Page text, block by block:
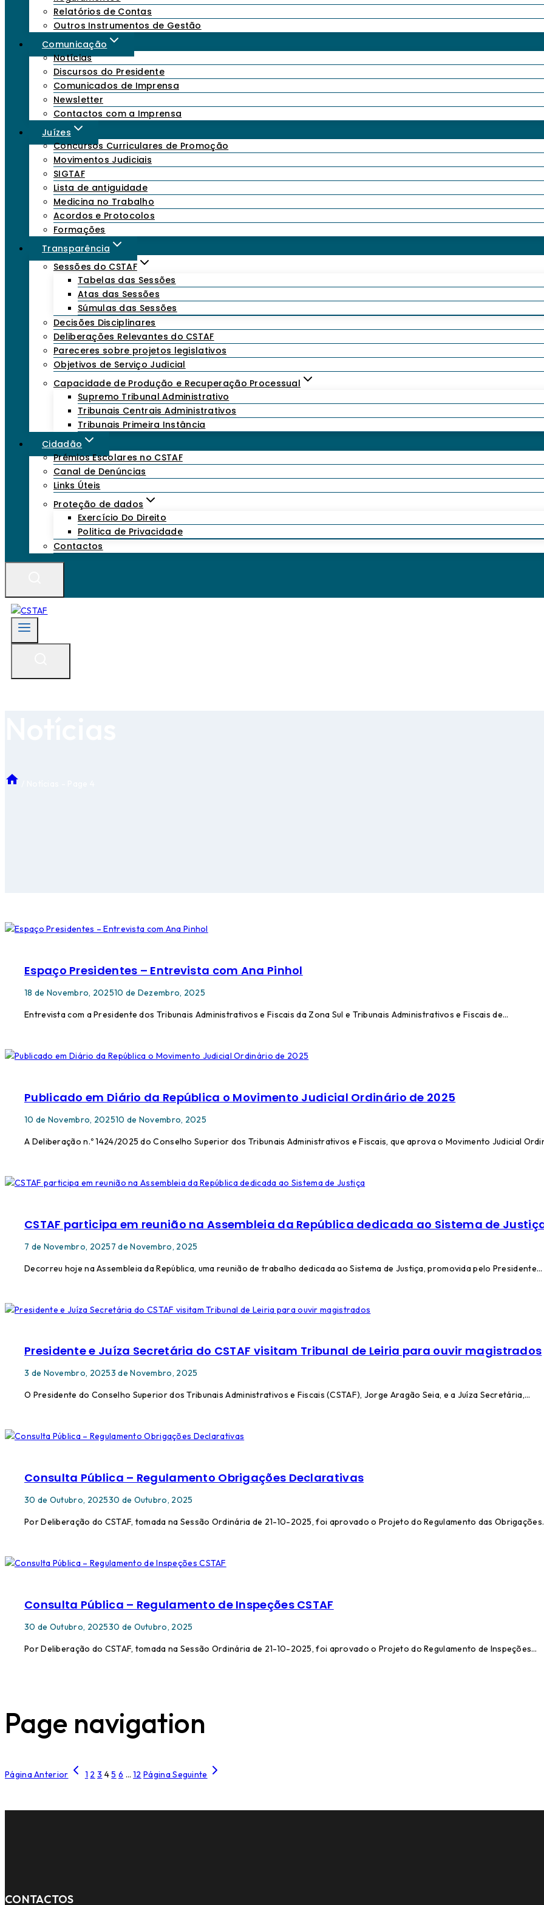
Relatórios de Contas
Outros Instrumentos de Gestão
Comunicação
Notícias
Discursos do Presidente
Comunicados de Imprensa
Newsletter
Contactos com a Imprensa
Juízes
Concursos Curriculares de Promoção
Movimentos Judiciais
SIGTAF
Lista de antiguidade
Medicina no Trabalho
Acordos e Protocolos
Formações
Transparência
Sessões do CSTAF
Tabelas das Sessões
Atas das Sessões
Súmulas das Sessões
Decisões Disciplinares
Deliberações Relevantes do CSTAF
Pareceres sobre projetos legislativos
Objetivos de Serviço Judicial
Capacidade de Produção e Recuperação Processual
Supremo Tribunal Administrativo
Tribunais Centrais Administrativos
Tribunais Primeira Instância
Cidadão
Prémios Escolares no CSTAF
Canal de Denúncias
Links Úteis
Proteção de dados
Exercício Do Direito
Politica de Privacidade
Contactos
Espaço Presidentes – Entrevista com Ana Pinhol
18 de Novembro, 202510 de Dezembro, 2025
Entrevista com a Presidente dos Tribunais Administrativos e Fiscais da Zona Sul e Tribunais Administrativos e Fiscais de…
Publicado em Diário da República o Movimento Judicial Ordinário de 2025
10 de Novembro, 202510 de Novembro, 2025
A Deliberação n.º 1424/2025 do Conselho Superior dos Tribunais Administrativos e Fiscais, que aprova o Movimento Judicial
CSTAF participa em reunião na Assembleia da República dedicada ao Sistema de
7 de Novembro, 20257 de Novembro, 2025
Decorreu hoje na Assembleia da República, uma reunião de trabalho dedicada ao Sistema de Justiça, promovida pelo Presidente…
Presidente e Juíza Secretária do CSTAF visitam Tribunal de Leiria para ouvir magistrados
3 de Novembro, 20253 de Novembro, 2025
O Presidente do Conselho Superior dos Tribunais Administrativos e Fiscais (CSTAF), Jorge Aragão Seia, e a Juíza Secretária,…
Consulta Pública – Regulamento Obrigações Declarativas
30 de Outubro, 202530 de Outubro, 2025
Por Deliberação do CSTAF, tomada na Sessão Ordinária de 21-10-2025, foi aprovado o Projeto do Regulamento das
Consulta Pública – Regulamento de Inspeções CSTAF
30 de Outubro, 202530 de Outubro, 2025
Por Deliberação do CSTAF, tomada na Sessão Ordinária de 21-10-2025, foi aprovado o Projeto do Regulamento de Inspeções…
Page navigation
Página Anterior 1 2 3 45 6 … 12 Página Seguinte
CONTACTOS